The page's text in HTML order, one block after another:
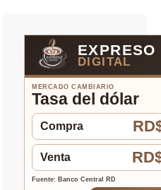
EXPRESO
DIGITAL
MERCADO CAMBIARIO
Tasa del dólar
Compra
Venta
Fuente: Banco Central RD